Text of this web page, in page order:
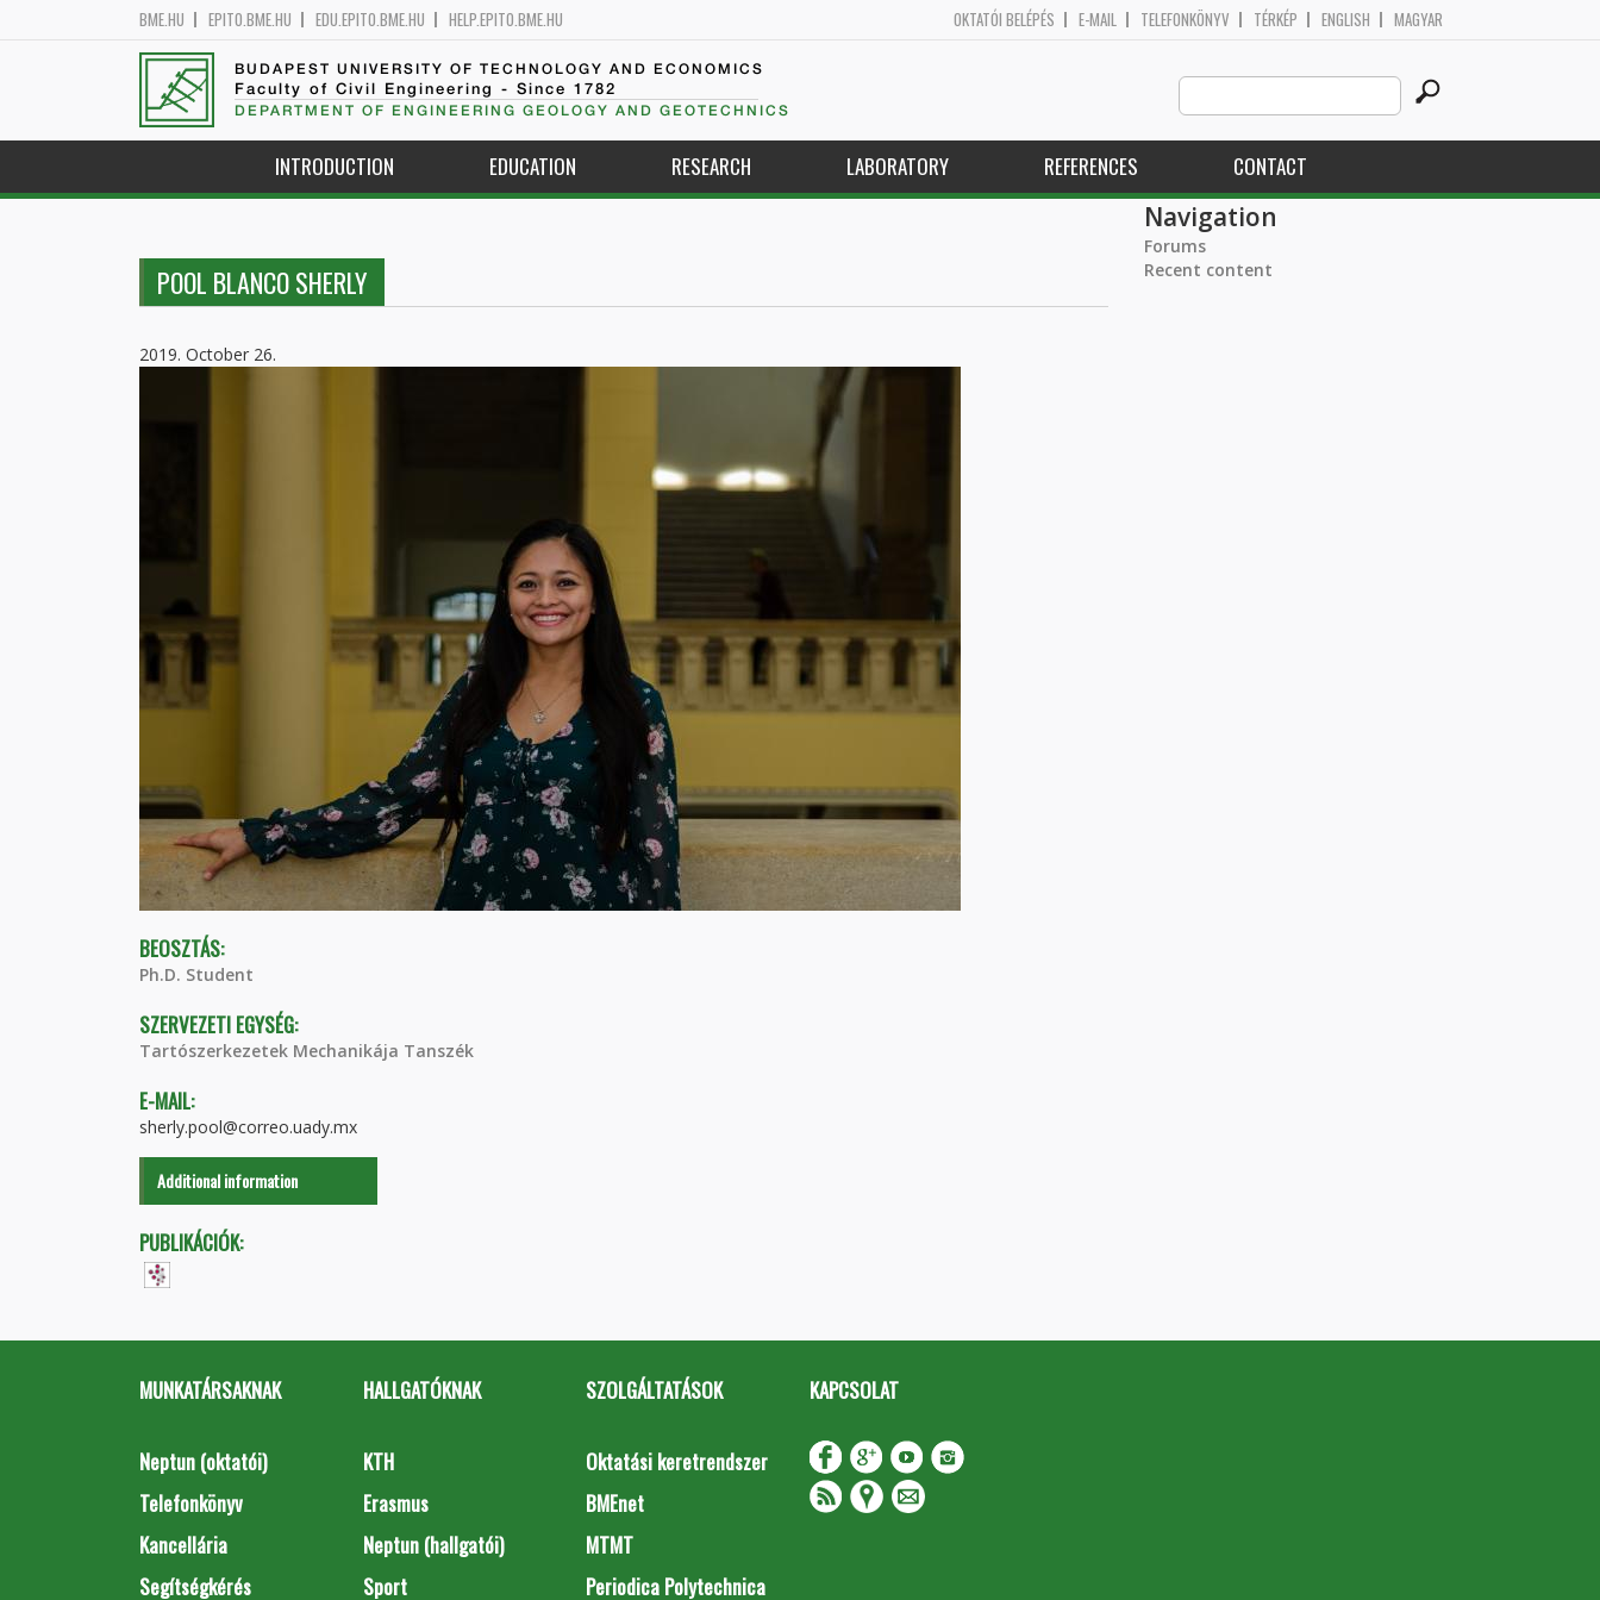
BME.HU EPITO.BME.HU EDU.EPITO.BME.HU HELP.EPITO.BME.HU OKTATÓI BELÉPÉS E-MAIL TELEFONKÖNYV TÉRKÉP ENGLISH MAGYAR
BUDAPEST UNIVERSITY OF TECHNOLOGY AND ECONOMICS
Faculty of Civil Engineering - Since 1782
DEPARTMENT OF ENGINEERING GEOLOGY AND GEOTECHNICS
Search
this
site
INTRODUCTION EDUCATION RESEARCH LABORATORY REFERENCES CONTACT
POOL BLANCO SHERLY
2019. October 26.
BEOSZTÁS:
Ph.D. Student
SZERVEZETI EGYSÉG:
Tartószerkezetek Mechanikája Tanszék
E-MAIL:
sherly.pool@correo.uady.mx
Additional information
PUBLIKÁCIÓK:
Navigation
Forums
Recent content
MUNKATÁRSAKNAK
Neptun (oktatói)
Telefonkönyv
Kancellária
Segítségkérés
HALLGATÓKNAK
KTH
Erasmus
Neptun (hallgatói)
Sport
SZOLGÁLTATÁSOK
Oktatási keretrendszer
BMEnet
MTMT
Periodica Polytechnica
KAPCSOLAT